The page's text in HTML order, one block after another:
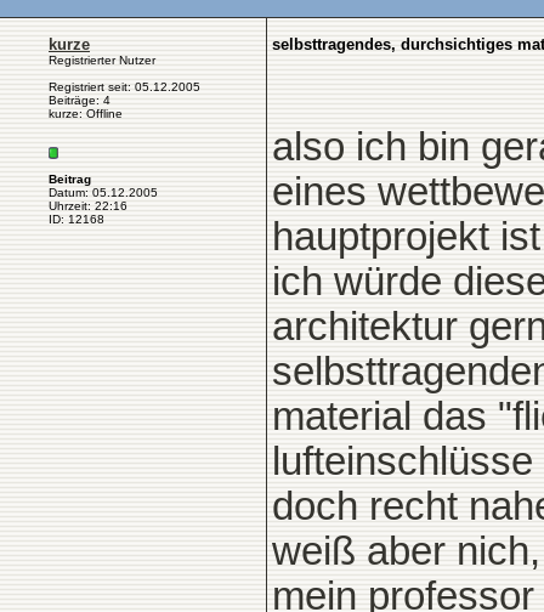
kurze
Registrierter Nutzer
Registriert seit: 05.12.2005
Beiträge: 4
kurze: Offline
Beitrag
Datum: 05.12.2005
Uhrzeit: 22:16
ID: 12168
selbsttragendes, durchsichtiges
also ich bin
eines
hauptprojekt
ich würde
architektur
material das
doch recht
weiß aber
mein